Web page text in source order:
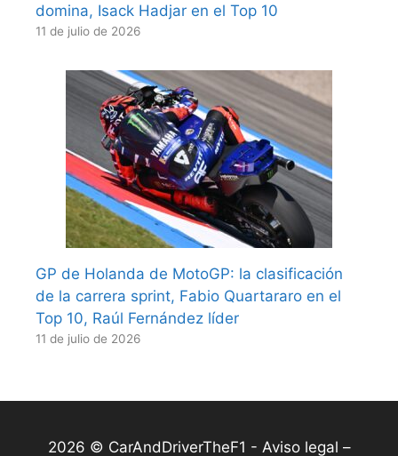
domina, Isack Hadjar en el Top 10
11 de julio de 2026
GP de Holanda de MotoGP: la clasificación
de la carrera sprint, Fabio Quartararo en el
Top 10, Raúl Fernández líder
11 de julio de 2026
2026 © CarAndDriverTheF1 - Aviso legal –